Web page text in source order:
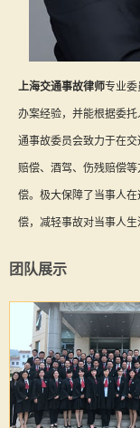
上海交通事故律师专业委
办案经验，并能根据委
通事故委员会致力于在
赔偿、酒驾、伤残赔偿
偿。极大保障了当事人
偿，减轻事故对当事人生
团队展示